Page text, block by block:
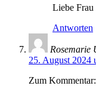
Liebe Frau
Antworten
Rosemarie
25. August 2024
Zum